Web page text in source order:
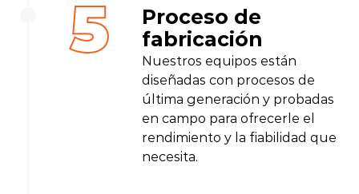
Proceso de
fabricación
Nuestros equipos están
diseñadas con procesos de
última generación y probadas
en campo para ofrecerle el
rendimiento y la fiabilidad que
necesita.
5